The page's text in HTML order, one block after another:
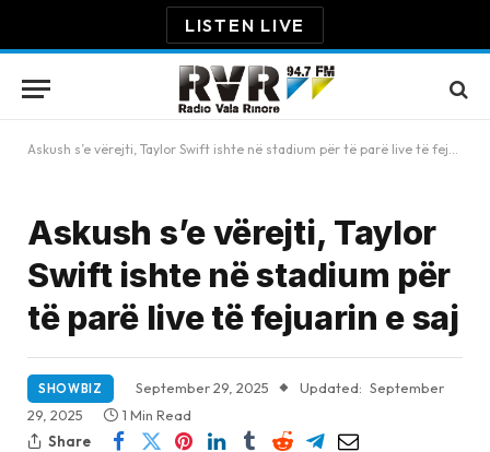
LISTEN LIVE
Askush s’e vërejti, Taylor Swift ishte në stadium për të parë live të fejuarin e saj
Askush s’e vërejti, Taylor
Swift ishte në stadium për
të parë live të fejuarin e saj
SHOWBIZ September 29, 2025 Updated: September
29, 2025
1 Min Read
Share